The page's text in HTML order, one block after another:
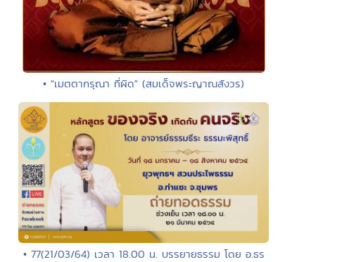
• "เมตตากรุณา ที่ผิด" (สมเด็จพระญาณสังวร)
• 77(21/03/64) เวลา 18.00 น. บรรยายธรรม โดย อ.ธร